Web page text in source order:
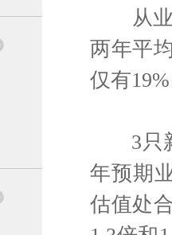
从业
两年平
仅有
3只新
年预期
估值处